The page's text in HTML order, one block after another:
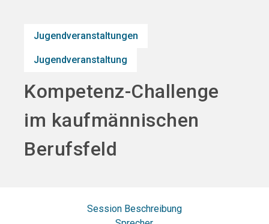
Jugendveranstaltungen
Jugendveranstaltung
Kompetenz-Challenge
im kaufmännischen
Berufsfeld
Session Beschreibung